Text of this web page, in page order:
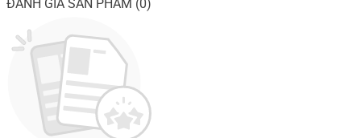
ĐÁNH GIÁ SẢN PHẨM (0)